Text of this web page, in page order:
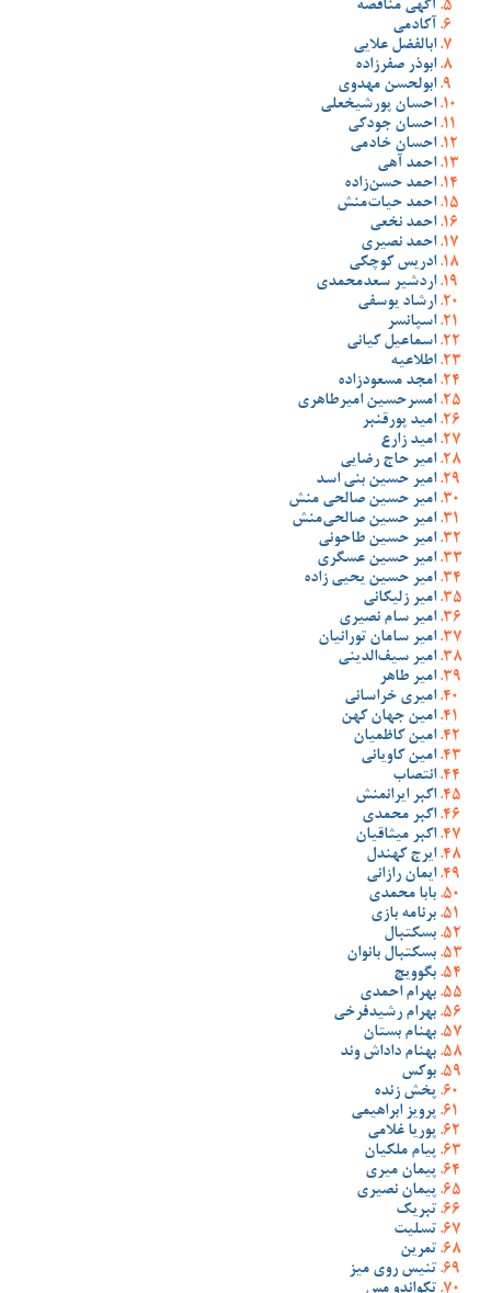
آگهی مناقصه
آکادمی
ابالفضل علایی
ابوذر صفرزاده
ابولحسن مهدوی
احسان پورشیخعلی
احسان جودکی
احسان خادمی
احمد آهی
احمد حسن‌زاده
احمد حیات‌منش
احمد نخعی
احمد نصیری
ادریس کوچکی
اردشیر سعدمحمدی
ارشاد یوسفی
اسپانسر
اسماعیل کیانی
اطلاعیه
امجد مسعودزاده
امسرحسین امیرطاهری
امید پورقنبر
امید زارع
امیر حاج رضایی
امیر حسین بنی اسد
امیر حسین صالحی منش
امیر حسین صالحی‌منش
امیر حسین طاحونی
امیر حسین عسگری
امیر حسین یحیی زاده
امیر زلیکانی
امیر سام نصیری
امیر سامان تورانیان
امیر سیف‌الدینی
امیر طاهر
امیری خراسانی
امین جهان کهن
امین کاظمیان
امین کاویانی
انتصاب
اکبر ایرانمنش
اکبر محمدی
اکبر میثاقیان
ایرج کهندل
ایمان رازانی
بابا محمدی
برنامه بازی
بسکتبال
بسکتبال بانوان
بگوویچ
بهرام احمدی
بهرام رشیدفرخی
بهنام بستان
بهنام داداش وند
بوکس
پخش زنده
پرویز ابراهیمی
پوریا غلامی
پیام ملکیان
پیمان میری
پیمان نصیری
تبریک
تسلیت
تمرین
تنیس روی میز